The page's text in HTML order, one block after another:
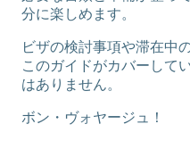
分に楽しめます。
ビザの検討事項や滞在中
このガイドがカバーして
はありません。
ボン・ヴォヤージュ！